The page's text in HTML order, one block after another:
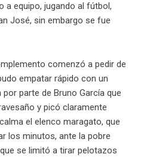
a equipo, jugando al fútbol,
José, sin embargo se fue
comenzó a pedir de
empatar rápido con un
parte de Bruno García que
y picó claramente
el elenco maragato, que
los minutos, ante la pobre
se limitó a tirar pelotazos